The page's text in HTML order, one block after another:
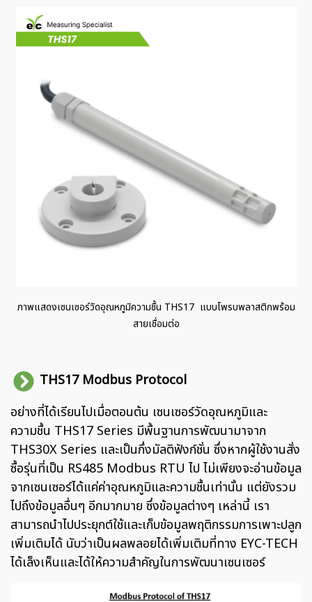
ภาพแสดงเซนเซอร์วัดอุณหภูมิความชื้น THS17 แบบโพรบพลาสติกพร้อม
สายเชื่อมต่อ
THS17 Modbus Protocol
อย่างที่ได้เรียนไปเมื่อตอนต้น เซนเซอร์วัดอุณหภูมิและ
ความชื้น THS17 Series มีพื้นฐานการพัฒนามาจาก
THS30X Series และเป็นกึ่งมัลติฟังก์ชั่น ซึ่งหากผู้ใช้งานสั่ง
ซื้อรุ่นที่เป็น RS485 Modbus RTU ไป ไม่เพียงจะอ่านข้อมูล
จากเซนเซอร์ได้แค่ค่าอุณหภูมิและความชื้นเท่านั้น แต่ยังรวม
ไปถึงข้อมูลอื่นๆ อีกมากมาย ซึ่งข้อมูลต่างๆ เหล่านี้ เรา
สามารถนำไปประยุกต์ใช้และเก็บข้อมูลพฤติกรรมการเพาะปลูก
เพิ่มเติมได้ นับว่าเป็นผลพลอยได้เพิ่มเติมที่ทาง EYC-TECH
ได้เล็งเห็นและได้ให้ความสำคัญในการพัฒนาเซนเซอร์